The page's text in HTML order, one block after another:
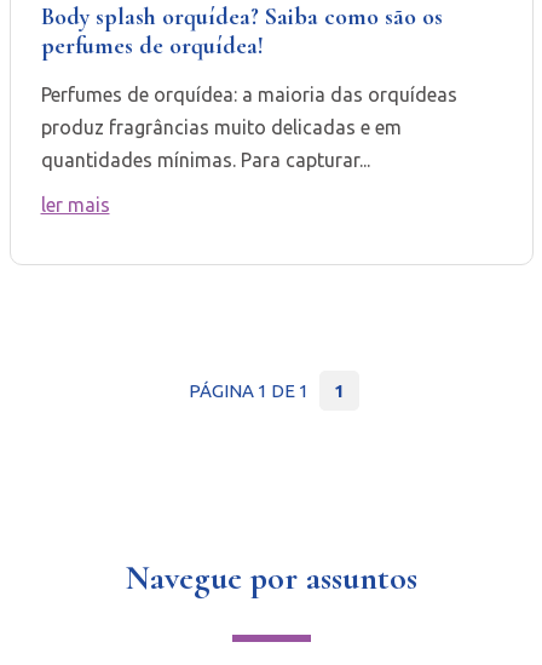
Body splash orquídea? Saiba como são os
perfumes de orquídea!
Perfumes de orquídea: a maioria das orquídeas
produz fragrâncias muito delicadas e em
quantidades mínimas. Para capturar...
ler mais
PÁGINA 1 DE 1 1
Navegue por assuntos